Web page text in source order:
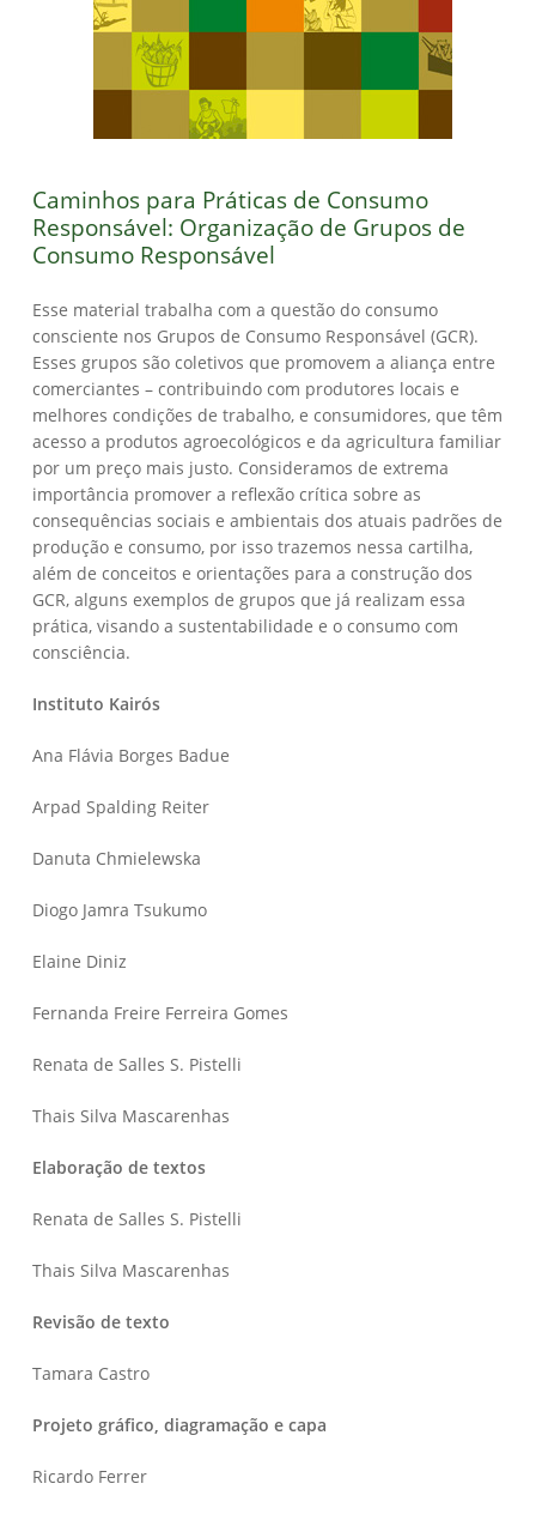
Caminhos para Práticas de Consumo
Responsável: Organização de Grupos de
Consumo Responsável
Esse material trabalha com a questão do consumo
consciente nos Grupos de Consumo Responsável (GCR).
Esses grupos são coletivos que promovem a aliança entre
comerciantes – contribuindo com produtores locais e
melhores condições de trabalho, e consumidores, que têm
acesso a produtos agroecológicos e da agricultura familiar
por um preço mais justo. Consideramos de extrema
importância promover a reflexão crítica sobre as
consequências sociais e ambientais dos atuais padrões de
produção e consumo, por isso trazemos nessa cartilha,
além de conceitos e orientações para a construção dos
GCR, alguns exemplos de grupos que já realizam essa
prática, visando a sustentabilidade e o consumo com
consciência.
Instituto Kairós
Ana Flávia Borges Badue
Arpad Spalding Reiter
Danuta Chmielewska
Diogo Jamra Tsukumo
Elaine Diniz
Fernanda Freire Ferreira Gomes
Renata de Salles S. Pistelli
Thais Silva Mascarenhas
Elaboração de textos
Renata de Salles S. Pistelli
Thais Silva Mascarenhas
Revisão de texto
Tamara Castro
Projeto gráfico, diagramação e capa
Ricardo Ferrer